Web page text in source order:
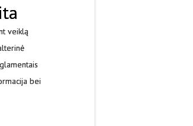
veiklą
bei